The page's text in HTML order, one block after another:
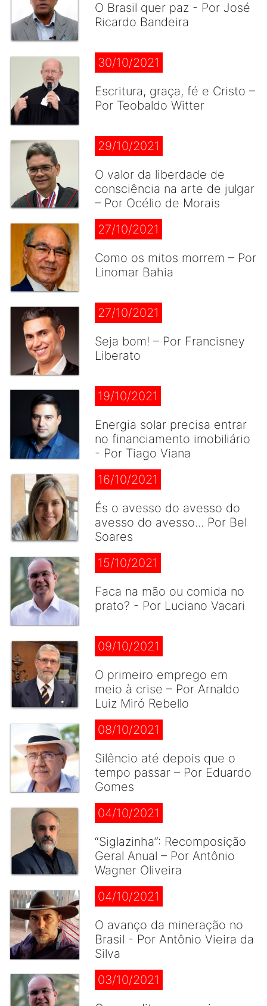
O Brasil quer paz - Por José
Ricardo Bandeira
30/10/2021
Escritura, graça, fé e Cristo –
Por Teobaldo Witter
29/10/2021
O valor da liberdade de
consciência na arte de julgar
– Por Océlio de Morais
27/10/2021
Como os mitos morrem – Por
Linomar Bahia
27/10/2021
Seja bom! – Por Francisney
Liberato
19/10/2021
Energia solar precisa entrar
no financiamento imobiliário
- Por Tiago Viana
16/10/2021
És o avesso do avesso do
avesso do avesso... Por Bel
Soares
15/10/2021
Faca na mão ou comida no
prato? - Por Luciano Vacari
09/10/2021
O primeiro emprego em
meio à crise – Por Arnaldo
Luiz Miró Rebello
08/10/2021
Silêncio até depois que o
tempo passar – Por Eduardo
Gomes
04/10/2021
“Siglazinha”: Recomposição
Geral Anual – Por Antônio
Wagner Oliveira
04/10/2021
O avanço da mineração no
Brasil - Por Antônio Vieira da
Silva
03/10/2021